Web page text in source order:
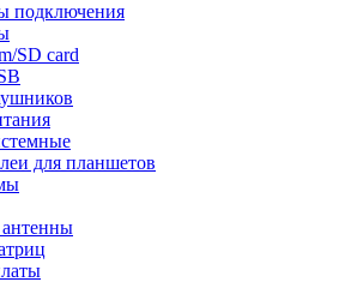
подключения
SD card
для планшетов